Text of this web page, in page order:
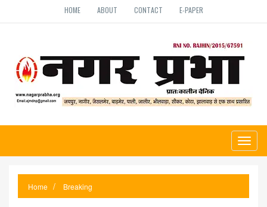
HOME ABOUT CONTACT E-PAPER
Home Breaking